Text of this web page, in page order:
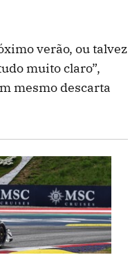
verão, ou talvez
muito claro”,
mesmo descarta